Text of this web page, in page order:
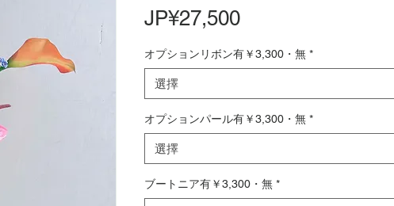
JP¥27,500價
オプションリボン有￥3,300・無 *
選擇
オプションパール有￥3,300・無 *
選擇
ブートニア有￥3,300・無 *